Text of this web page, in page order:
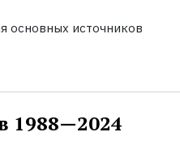
основных источников
1988—2024